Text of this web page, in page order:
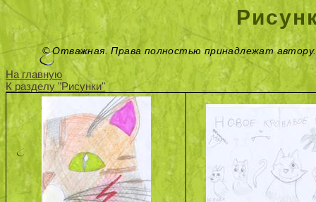
© Отважная. Права полностью принадлежат автору.
На главную
К разделу "Рисунки"